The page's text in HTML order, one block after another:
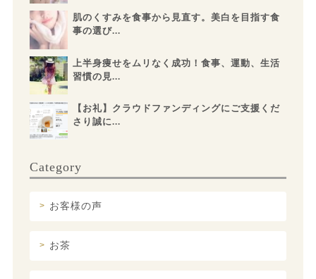
肌のくすみを食事から見直す。美白を目指す食
事の選び...
上半身痩せをムリなく成功！食事、運動、生活
習慣の見...
【お礼】クラウドファンディングにご支援くだ
さり誠に...
Category
お客様の声
お茶